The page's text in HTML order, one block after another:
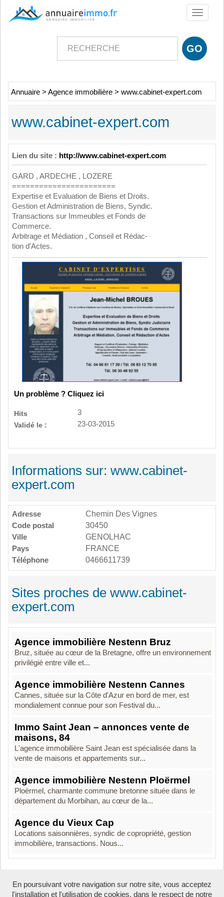
Toggle
Annuaire > Agence immobilière > www.cabinet-expert.com
www.cabinet-expert.com
Lien du site : http://www.cabinet-expert.com
GARD , ARDECHE , LOZERE
=======================
Expertise et Evaluation de Biens et Droits.
Gestion et Administration de Biens, Syndic.
Transactions sur Immeubles et Fonds de
Commerce.
Arbitrage et Médiation , Conseil et Rédac-
tion d'Actes.
Un problème ? Cliquez ici
Hits
3
Validé le :
23-03-2015
Informations sur: www.cabinet-
expert.com
Adresse
Chemin Des Vignes
Code postal
30450
Ville
GENOLHAC
Pays
FRANCE
Téléphone
0466611739
Sites proches de www.cabinet-
expert.com
Agence immobilière Nestenn Bruz
Bruz, située au cœur de la Bretagne, offre un environnement
privilégié entre ville et...
Agence immobilière Nestenn Cannes
Cannes, située sur la Côte d'Azur en bord de mer, est
mondialement connue pour son Festival du...
Immo Saint Jean – annonces vente de
maisons, 84
L'agence immobilière Saint Jean est spécialisée dans la
vente de maisons et appartements sur...
Agence immobilière Nestenn Ploërmel
Ploërmel, charmante commune bretonne située dans le
département du Morbihan, au cœur de la...
Agence du Vieux Cap
Locations saisonnières, syndic de copropriété, gestion
immobilière, transactions. Nous...
Boosté par Arfooo 2.02 - © 2007 - 2026
En poursuivant votre navigation sur notre site, vous acceptez
l'installation et l'utilisation de cookies, dans le respect de notre